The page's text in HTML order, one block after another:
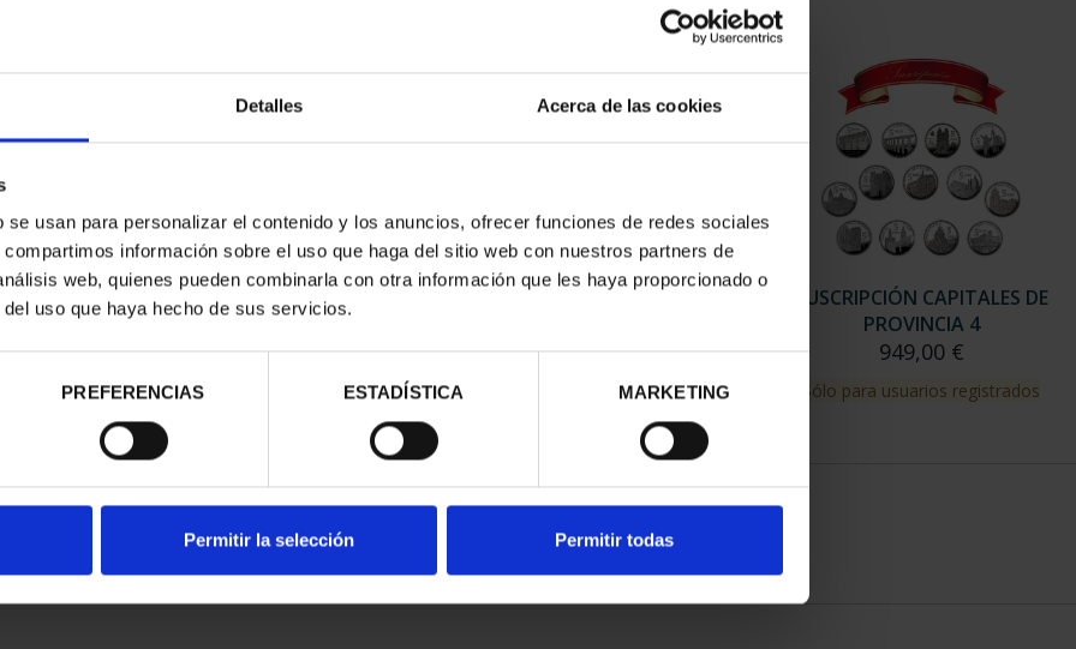
Detalles Acerca de las cookies
usan para personalizar el contenido y los anuncios, ofrecer funciones de redes sociales
información sobre el uso que haga del sitio web con nuestros partners de
web, quienes pueden combinarla con otra información que les haya proporcionado o
uso que haya hecho de sus servicios.
PREFERENCIAS ESTADÍSTICA MARKETING
Permitir la selección Permitir todas
DE
1
€
registrados
SUSCRIPCIÓN CAPITALES DE
PROVINCIA 2
949,00 €
Sólo para usuarios registrados
SUSCRIPCIÓN CAPITALES DE
949,00 €
Sólo para usuarios registrados
SUSCRIPCIÓN CAPITALES DE
PROVINCIA 4
949,00 €
Sólo para usuarios registrados